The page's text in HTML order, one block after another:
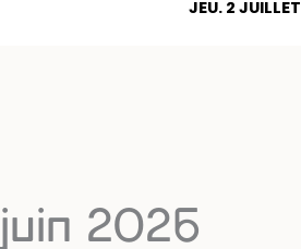
JEU. 2 JUILLET
juin 2026